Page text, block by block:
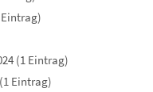
Eintrag)
(1 Eintrag)
Eintrag)